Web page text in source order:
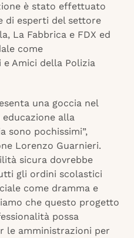
è stato effettuato
di esperti del settore
La Fabbrica e FDX ed
come
e Amici della Polizia
una goccia nel
alla
sono pochissimi”,
Lorenzo Guarnieri.
sicura dovrebbe
gli ordini scolastici
come dramma e
che questo progetto
possa
le amministrazioni per